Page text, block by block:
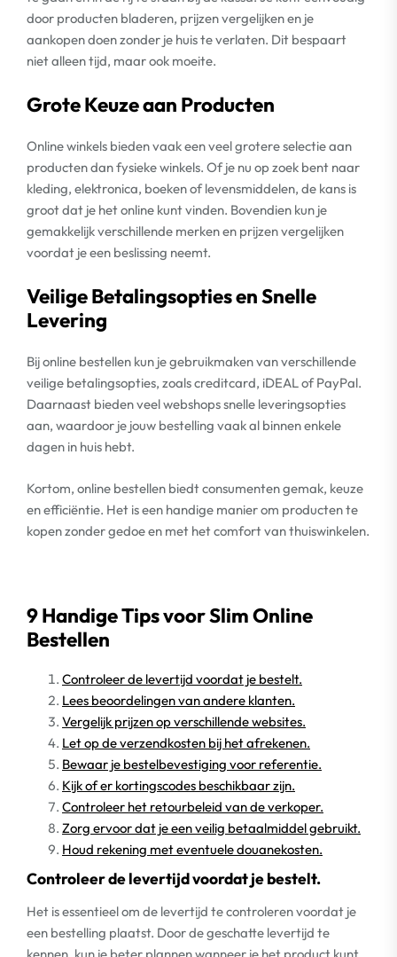
door producten bladeren, prijzen vergelijken en je
aankopen doen zonder je huis te verlaten. Dit bespaart
niet alleen tijd, maar ook moeite.
Grote Keuze aan Producten
Online winkels bieden vaak een veel grotere selectie aan
producten dan fysieke winkels. Of je nu op zoek bent naar
kleding, elektronica, boeken of levensmiddelen, de kans is
groot dat je het online kunt vinden. Bovendien kun je
gemakkelijk verschillende merken en prijzen vergelijken
voordat je een beslissing neemt.
Veilige Betalingsopties en Snelle
Levering
Bij online bestellen kun je gebruikmaken van verschillende
veilige betalingsopties, zoals creditcard, iDEAL of PayPal.
Daarnaast bieden veel webshops snelle leveringsopties
aan, waardoor je jouw bestelling vaak al binnen enkele
dagen in huis hebt.
Kortom, online bestellen biedt consumenten gemak, keuze
en efficiëntie. Het is een handige manier om producten te
kopen zonder gedoe en met het comfort van thuiswinkelen.
9 Handige Tips voor Slim Online
Bestellen
Controleer de levertijd voordat je bestelt.
Lees beoordelingen van andere klanten.
Vergelijk prijzen op verschillende websites.
Let op de verzendkosten bij het afrekenen.
Bewaar je bestelbevestiging voor referentie.
Kijk of er kortingscodes beschikbaar zijn.
Controleer het retourbeleid van de verkoper.
Zorg ervoor dat je een veilig betaalmiddel gebruikt.
Houd rekening met eventuele douanekosten.
Controleer de levertijd voordat je bestelt.
Het is essentieel om de levertijd te controleren voordat je
een bestelling plaatst. Door de geschatte levertijd te
kennen, kun je beter plannen wanneer je het product kunt